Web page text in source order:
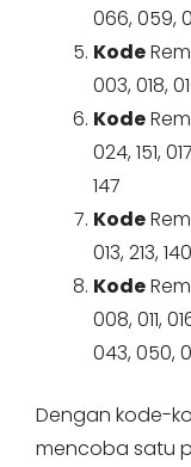
066, 059,
Kode
003, 018,
Kode
024, 151,
147
Kode
013, 213,
Kode
008, 011,
043, 050,
Dengan kode-
mencoba satu